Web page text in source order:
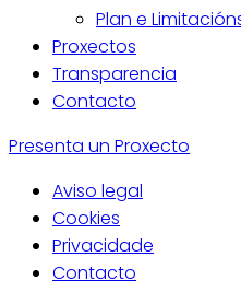
Plan e
Proxectos
Transparencia
Contacto
Presenta un Proxecto
Aviso legal
Cookies
Privacidade
Contacto